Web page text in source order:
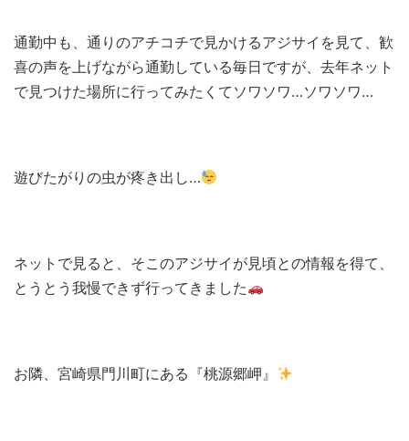
通勤中も、通りのアチコチで見かけるアジサイを見て、歓
喜の声を上げながら通勤している毎日ですが、去年ネット
で見つけた場所に行ってみたくてソワソワ…ソワソワ…
遊びたがりの虫が疼き出し…
ネットで見ると、そこのアジサイが見頃との情報を得て、
とうとう我慢できず行ってきました
お隣、宮崎県門川町にある『桃源郷岬』